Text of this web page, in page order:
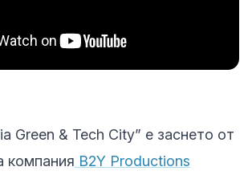
Green & Tech City” е заснето от
компания B2Y Productions